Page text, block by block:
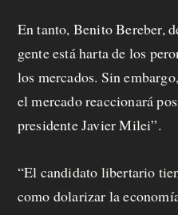
t
o
En tanto, Benito Bereber,
gente está harta de los
los mercados. Sin
el mercado reaccionará
presidente Javier Milei”.
“El candidato libertario
como dolarizar la